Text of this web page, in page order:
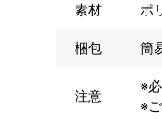
素材 ポ
梱包 簡
注意
※
※